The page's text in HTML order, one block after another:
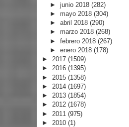
► junio 2018 (282)
► mayo 2018 (304)
► abril 2018 (290)
► marzo 2018 (268)
► febrero 2018 (267)
► enero 2018 (178)
► 2017 (1509)
► 2016 (1395)
► 2015 (1358)
► 2014 (1697)
► 2013 (1854)
► 2012 (1678)
► 2011 (975)
► 2010 (1)